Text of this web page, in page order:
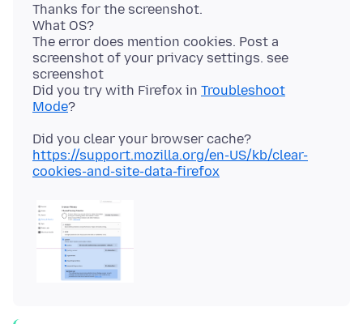
Thanks for the screenshot.
What OS?
The error does mention cookies. Post a
screenshot of your privacy settings. see
screenshot
Did you try with Firefox in Troubleshoot
Mode
Did you clear your browser cache?
https://support.mozilla.org/en-US/kb/clear-
cookies-and-site-data-firefox